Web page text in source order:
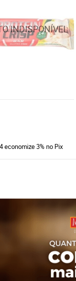
economize3% no Pix